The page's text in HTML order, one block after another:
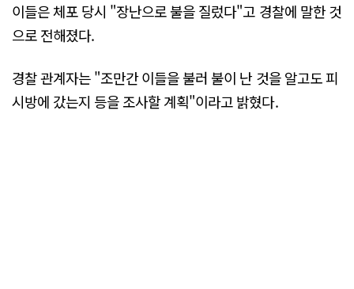
이들은 체포 당시 "장난으로 불을 질렀다"고 경찰에 말한 것
으로 전해졌다.
경찰 관계자는 "조만간 이들을 불러 불이 난 것을 알고도 피
시방에 갔는지 등을 조사할 계획"이라고 밝혔다.